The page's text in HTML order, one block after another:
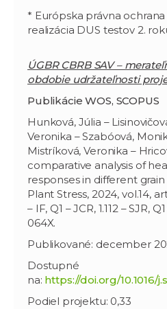
* Európska právna
realizácia DUS testov 2.
ÚGBR CBRB SAV –
obdobie udržateľnosti
Publikácie WOS, SCOPUS
Hunková, Júlia –
Veronika – Szabóová,
Mistríková, Veronika –
comparative analysis of
responses in different
Plant Stress, 2024, vol.14,
– IF, Q1 – JCR, 1.112 – SJR,
064X.
Publikované: december
Dostupné
na: https://doi.org/10.1016/
Podiel projektu: 0,33